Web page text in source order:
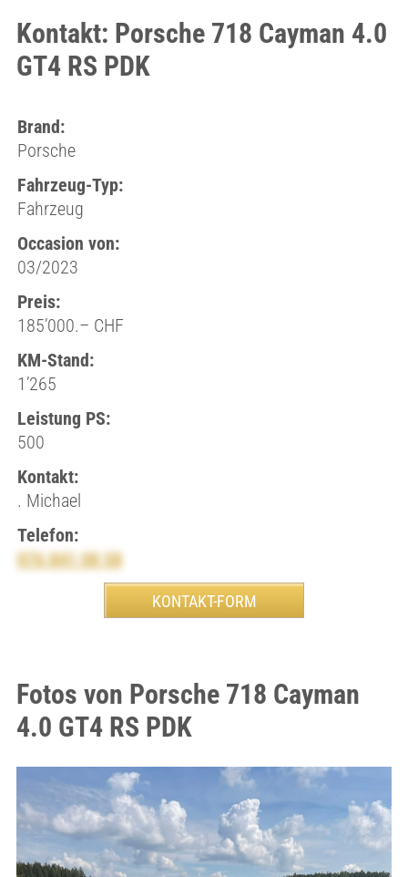
Kontakt: Porsche 718 Cayman 4.0
GT4 RS PDK
Brand:
Porsche
Fahrzeug-Typ:
Fahrzeug
Occasion von:
03/2023
Preis:
185’000.– CHF
KM-Stand:
1’265
Leistung PS:
500
Kontakt:
. Michael
Telefon:
076 841 08 58
Fotos von Porsche 718 Cayman
4.0 GT4 RS PDK